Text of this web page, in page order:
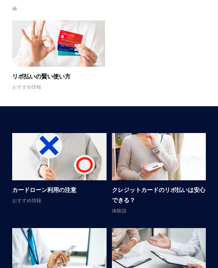
リボ払いの賢い使い方
おすすめ情報
カードローン利用の注意
おすすめ情報
クレジットカードのリボ払いは安心
できる？
体験談